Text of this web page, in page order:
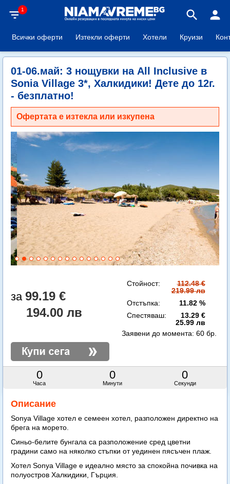
filter_list1 search person
Всички оферти Изтекли оферти Хотели Круизи
01-06.май: 3 нощувки на All Inclusive в
Sonia Village 3*, Халкидики! Дете до 12г.
- безплатно!
Офертата е изтекла или изкупена
99.19 €
194.00 лв
Стойност:
112.48 €
219.99 лв
Отстъпка:
11.82 %
Спестяваш:
13.29 €
25.99 лв
0
Часа
0
Минути
0
Секунди
Заявени до момента: 60 бр.
Описание
Sonya Village хотел е семеен хотел, разположен директно на
брега на морето.
Синьо-белите бунгала са разположение сред цветни
градини само на няколко стъпки от уединен пясъчен плаж.
Хотел Sonya Village e идеално място за спокойна почивка на
полуостров Халкидики, Гърция.